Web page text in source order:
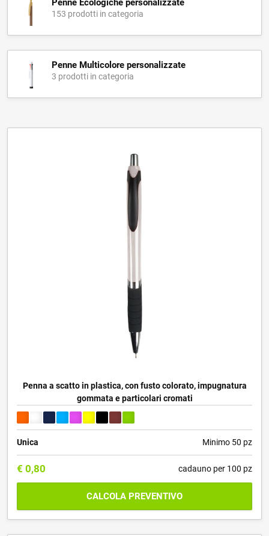
Penne Ecologiche personalizzate
153 prodotti in categoria
Penne Multicolore personalizzate
3 prodotti in categoria
Penna a scatto in plastica, con fusto colorato, impugnatura
gommata e particolari cromati
Unica Minimo 50 pz
€ 0,80 cadauno per 100 pz
CALCOLA PREVENTIVO